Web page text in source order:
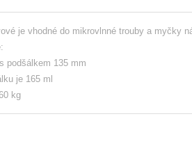
je vhodné do mikrovlnné trouby a myčky
podšálkem 135 mm
je 165 ml
kg